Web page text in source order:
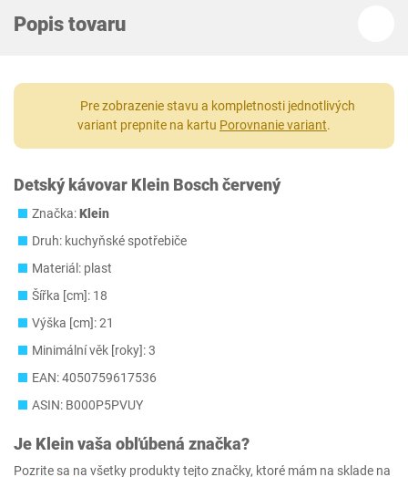
Popis tovaru
Pre zobrazenie stavu a kompletnosti jednotlivých
variant prepnite na kartu Porovnanie variant.
Detský kávovar Klein Bosch červený
Značka:Klein
Druh: kuchyňské spotřebiče
Materiál: plast
Šířka [cm]: 18
Výška [cm]: 21
Minimální věk [roky]: 3
EAN: 4050759617536
ASIN: B000P5PVUY
Je Kleinvaša obľúbená značka?
Pozrite sa na všetky produkty tejto značky, ktoré mám na sklade na